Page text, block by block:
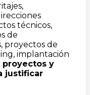
técnicos,
de
proyectos de
implantación
proyectos y
justificar